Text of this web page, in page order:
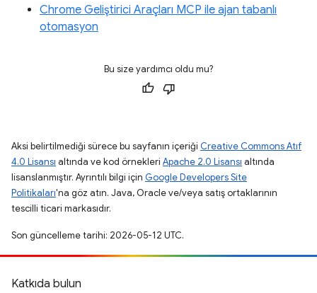
Chrome Geliştirici Araçları MCP ile ajan tabanlı
otomasyon
Bu size yardımcı oldu mu?
Aksi belirtilmediği sürece bu sayfanın içeriği Creative Commons Atıf
4.0 Lisansı altında ve kod örnekleri Apache 2.0 Lisansı altında
lisanslanmıştır. Ayrıntılı bilgi için Google Developers Site
Politikaları'na göz atın. Java, Oracle ve/veya satış ortaklarının
tescilli ticari markasıdır.
Son güncelleme tarihi: 2026-05-12 UTC.
Katkıda bulun